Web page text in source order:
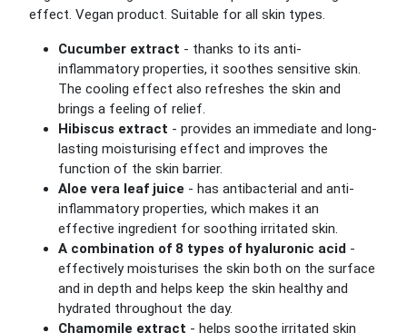
effect. Vegan product. Suitable for all skin types.
Cucumber extract - thanks to its anti-
inflammatory properties, it soothes sensitive skin.
The cooling effect also refreshes the skin and
brings a feeling of relief.
Hibiscus extract - provides an immediate and long-
lasting moisturising effect and improves the
function of the skin barrier.
Aloe vera leaf juice - has antibacterial and anti-
inflammatory properties, which makes it an
effective ingredient for soothing irritated skin.
A combination of 8 types of hyaluronic acid -
effectively moisturises the skin both on the surface
and in depth and helps keep the skin healthy and
hydrated throughout the day.
Chamomile extract - helps soothe irritated skin